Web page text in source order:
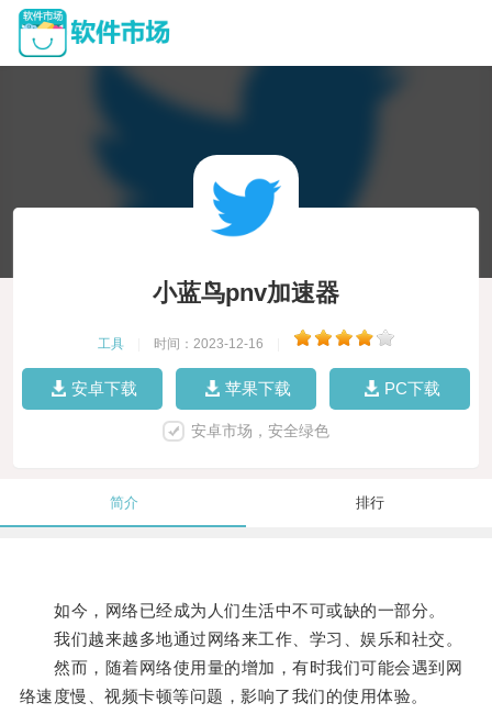
小蓝鸟pnv加速器
工具 时间：2023-12-16
安卓下载 苹果下载 PC下载
安卓市场，安全绿色
简介 排行
如今，网络已经成为人们生活中不可或缺的一部分。
我们越来越多地通过网络来工作、学习、娱乐和社交。
然而，随着网络使用量的增加，有时我们可能会遇到网
络速度慢、视频卡顿等问题，影响了我们的使用体验。